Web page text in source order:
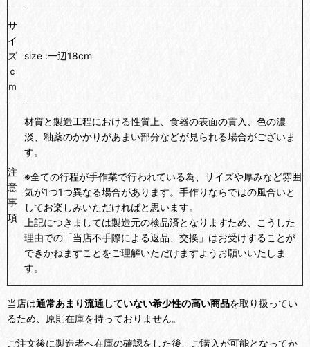
サ
イ
ズ
ｃ
ｍ
size :一辺18cm
注
意
事
項
材質と製造工程における性質上、食器の表面の貫入、色の濃
淡、釉薬のかかりがあまい部分などが見られる場合がございま
す。
※全ての行程が手作業で行われている為、サイズや厚みなど雰囲
気が1つ1つ異なる場合があります。手作りならではの風合いと
してお楽しみいただければと思います。
上記につきましては製造元の検品済となりますため、こうした
理由での「当店不手際による返品、交換」はお受けすることが
できかねますことをご理解いただけますようお願いいたしま
す。
当店は通常あまり流通していない希少性の高い商品を取り扱ってい
るため、原則在庫を持っておりません。
ご注文後に製造者へ在庫の確認をした後、ご購入が可能となってか